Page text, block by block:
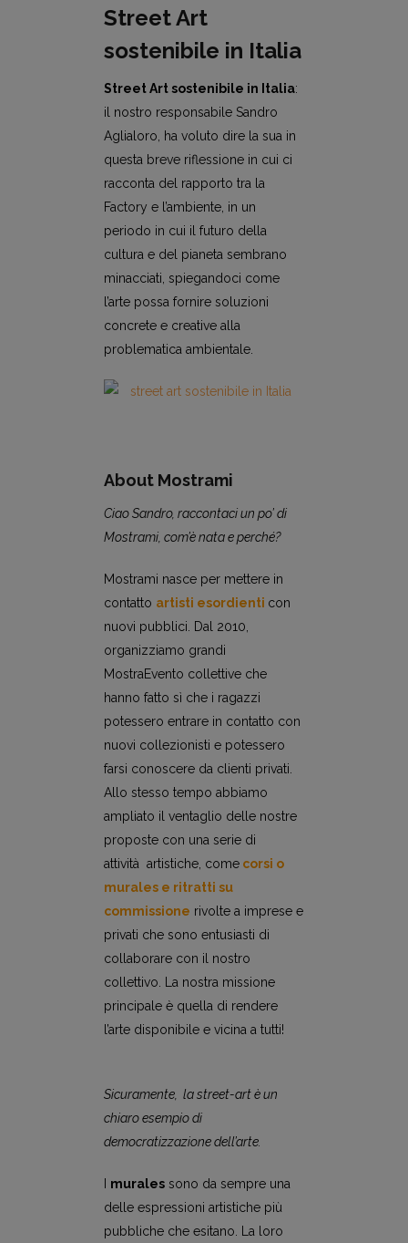
Street Art
sostenibile in Italia
Street Art sostenibile in Italia:
il nostro responsabile Sandro
Aglialoro, ha voluto dire la sua in
questa breve riflessione in cui ci
racconta del rapporto tra la
Factory e l’ambiente, in un
periodo in cui il futuro della
cultura e del pianeta sembrano
minacciati, spiegandoci come
l’arte possa fornire soluzioni
concrete e creative alla
problematica ambientale.
About Mostrami
Ciao Sandro, raccontaci un po’ di
Mostrami, com’è nata e perché?
Mostrami nasce per mettere in
contatto artisti esordienti con
nuovi pubblici. Dal 2010,
organizziamo grandi
MostraEvento collettive che
hanno fatto sì che i ragazzi
potessero entrare in contatto con
nuovi collezionisti e potessero
farsi conoscere da clienti privati.
Allo stesso tempo abbiamo
ampliato il ventaglio delle nostre
proposte con una serie di
attività artistiche, comecorsi o
murales e ritratti su
commissione rivolte a imprese e
privati che sono entusiasti di
collaborare con il nostro
collettivo. La nostra missione
principale è quella di rendere
l’arte disponibile e vicina a tutti!
Sicuramente, la street-art è un
chiaro esempio di
democratizzazione dell’arte.
muralessono da sempre una
delle espressioni artistiche più
pubbliche che esitano. La loro